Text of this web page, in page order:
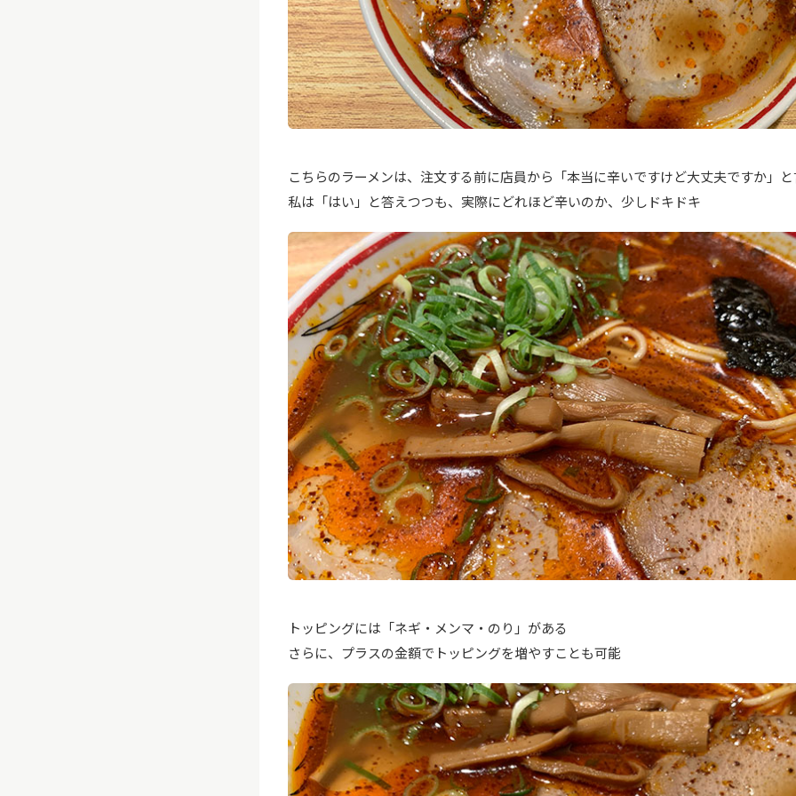
こちらのラーメンは、注文する前に店員から「本当に辛いですけど大丈夫ですか」
私は「はい」と答えつつも、実際にどれほど辛いのか、少しドキドキ
トッピングには「ネギ・メンマ・のり」がある
さらに、プラスの金額でトッピングを増やすことも可能